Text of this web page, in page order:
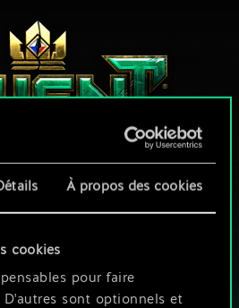
À propos des cookies
cookies
pour faire
sont optionnels et
GRATUITEMENT
SUR PC